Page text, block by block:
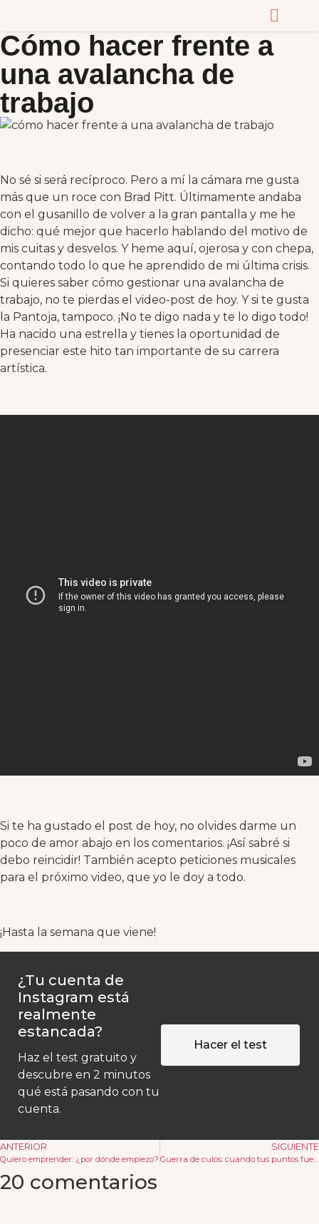
Cómo hacer frente a
una avalancha de
trabajo
No sé si será recíproco. Pero a mí la cámara me gusta
más que un roce con Brad Pitt. Últimamente andaba
con el gusanillo de volver a la gran pantalla y me he
dicho: qué mejor que hacerlo hablando del motivo de
mis cuitas y desvelos. Y heme aquí, ojerosa y con chepa,
contando todo lo que he aprendido de mi última crisis.
Si quieres saber cómo gestionar una avalancha de
trabajo, no te pierdas el video-post de hoy. Y si te gusta
la Pantoja, tampoco. ¡No te digo nada y te lo digo todo!
Ha nacido una estrella y tienes la oportunidad de
presenciar este hito tan importante de su carrera
artística.
Si te ha gustado el post de hoy, no olvides darme un
poco de amor abajo en los comentarios. ¡Así sabré si
debo reincidir! También acepto peticiones musicales
para el próximo video, que yo le doy a todo.
¡Hasta la semana que viene!
¿Tu cuenta de
Instagram está
realmente
estancada?
Haz el test gratuito y
descubre en 2 minutos
qué está pasando con tu
cuenta.
Hacer el test
ANTERIOR
Quiero emprender: ¿por dónde empiezo?
SIGUIENTE
Guerra de culos: cuando tus puntos fuertes son los mismos que los de tu competencia
20 comentarios